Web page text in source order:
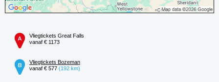
Vliegtickets Great Falls
vanaf € 1173
Vliegtickets Bozeman
vanaf € 577 (192 km)